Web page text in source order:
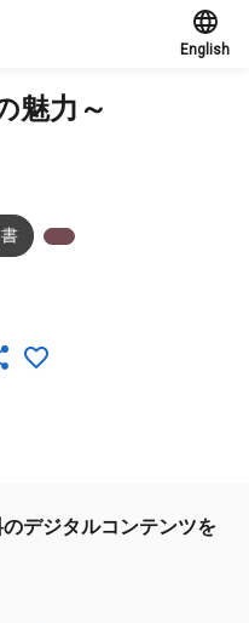
English
魅力～
デジタルコンテンツを